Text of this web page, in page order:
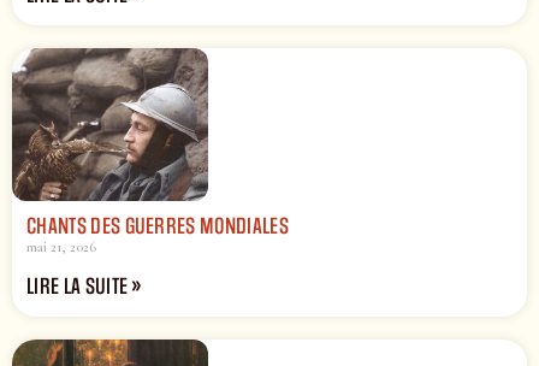
CHANTS DES GUERRES MONDIALES
mai 21, 2026
LIRE LA SUITE »